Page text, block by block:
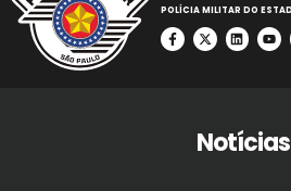
POLÍCIA MILITAR DO
Notícias